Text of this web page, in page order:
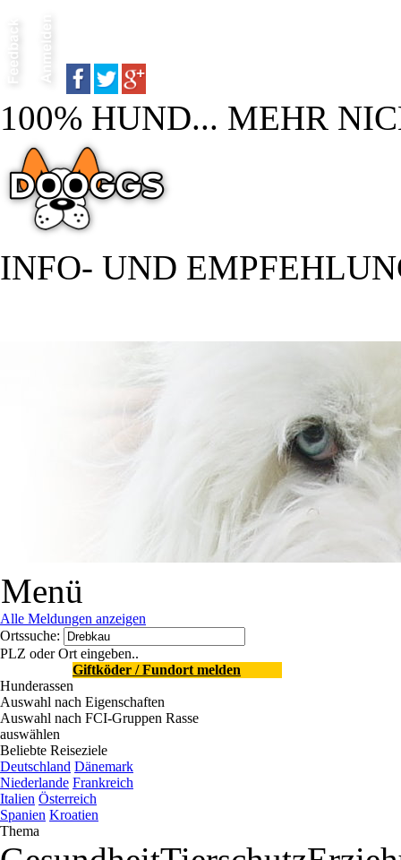
100% HUND... MEHR
INFO- UND
Menü
Alle Meldungen anzeigen
Ortssuche:
PLZ oder Ort eingeben..
Giftköder / Fundort melden
Hunderassen
Auswahl nach Eigenschaften
Auswahl nach FCI-Gruppen Rasse
auswählen
Beliebte Reiseziele
Deutschland Dänemark
Niederlande Frankreich
Italien Österreich
Spanien Kroatien
Thema